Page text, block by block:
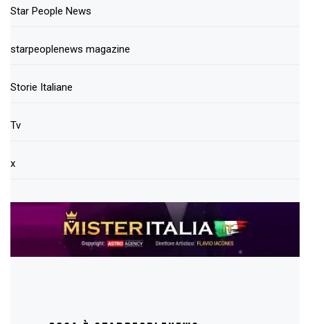
Star People News
starpeoplenews magazine
Storie Italiane
Tv
x